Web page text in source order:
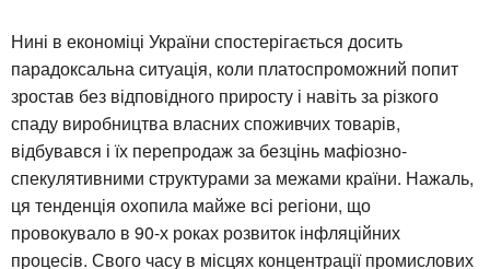
Нині в економіці України спостерігається досить
парадоксальна ситуація, коли платоспроможний попит
зростав без відповідного приросту і навіть за різкого
спаду виробництва власних споживчих товарів,
відбувався і їх перепродаж за безцінь мафіозно-
спекулятивними структурами за межами країни. Нажаль,
ця тенденція охопила майже всі регіони, що
провокувало в 90-х роках розвиток інфляційних
процесів. Свого часу в місцях концентрації промислових